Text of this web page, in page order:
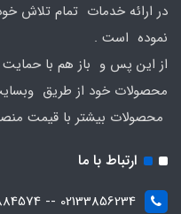
در ارائه خدمات تمام تلاش
نموده است .
از این پس و باز هم با حمایت
محصولات خود از طریق
محصولات بیشتر با قیمت
ارتباط با ما
02133856234 -- 09124884574